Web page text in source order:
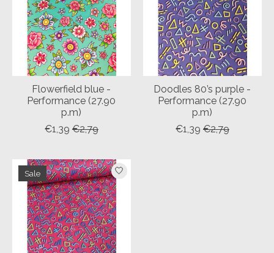
Flowerfield blue -
Performance (27.90
p.m)
€1,39 €2,79
Doodles 80’s purple -
Performance (27.90
p.m)
€1,39 €2,79
Sale